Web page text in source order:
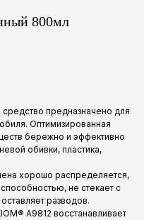
800мл
предназначено для
Оптимизированная
бережно и эффективно
обивки, пластика,
хорошо распределяется,
не стекает с
разводов.
A9812 восстанавливает